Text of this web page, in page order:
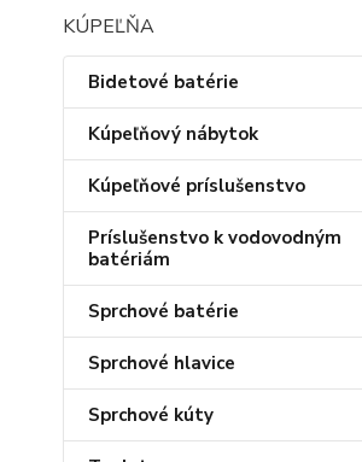
KÚPEĽŇA
Bidetové batérie
Kúpeľňový nábytok
Kúpeľňové príslušenstvo
Príslušenstvo k vodovodným
batériám
Sprchové batérie
Sprchové hlavice
Sprchové kúty